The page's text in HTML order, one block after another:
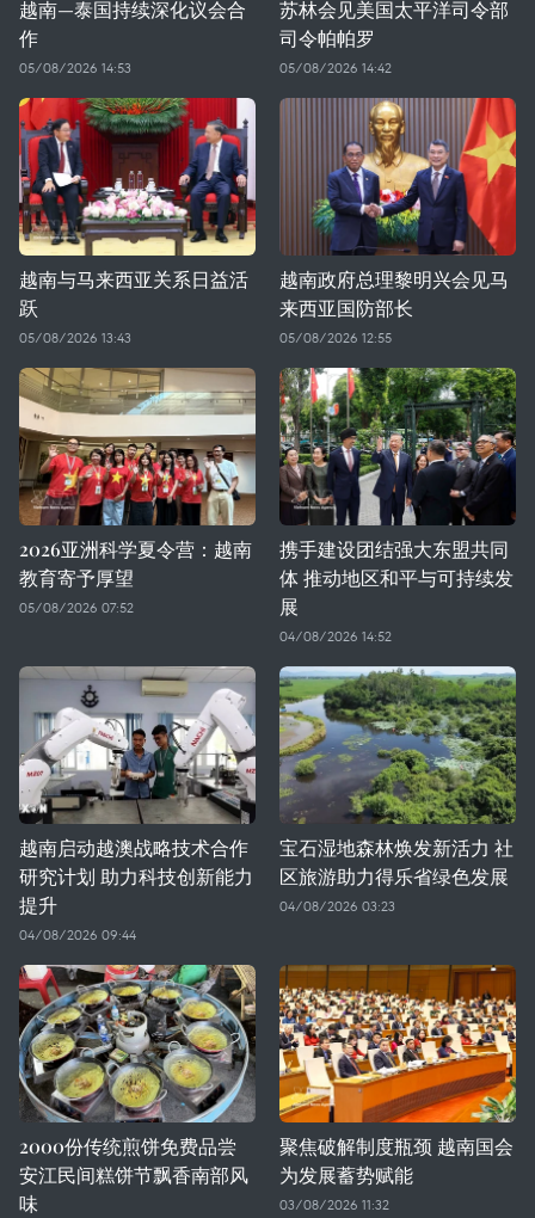
越南—泰国持续深化议会合
作
05/08/2026 14:53
苏林会见美国太平洋司令部
司令帕帕罗
05/08/2026 14:42
越南与马来西亚关系日益活
跃
05/08/2026 13:43
越南政府总理黎明兴会见马
来西亚国防部长
05/08/2026 12:55
2026亚洲科学夏令营：越南
教育寄予厚望
05/08/2026 07:52
携手建设团结强大东盟共同
体 推动地区和平与可持续发
展
04/08/2026 14:52
越南启动越澳战略技术合作
研究计划 助力科技创新能力
提升
04/08/2026 09:44
宝石湿地森林焕发新活力 社
区旅游助力得乐省绿色发展
04/08/2026 03:23
2000份传统煎饼免费品尝
安江民间糕饼节飘香南部风
味
聚焦破解制度瓶颈 越南国会
为发展蓄势赋能
03/08/2026 11:32